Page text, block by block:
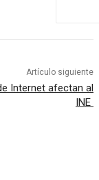
Artículo siguiente
Internet afectan al
INE